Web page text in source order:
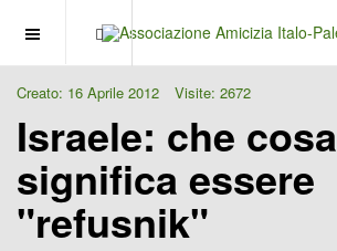
OFF CANVAS
Creato: 16 Aprile 2012 Visite: 2672
Israele: che cosa
significa essere
"refusnik"